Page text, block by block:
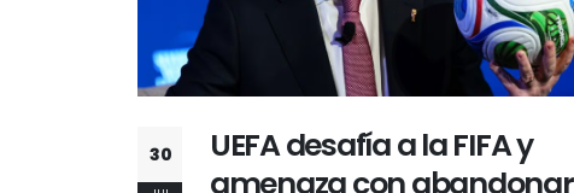
25
Vozinha muy cerca de Colo
Colo: el arquero